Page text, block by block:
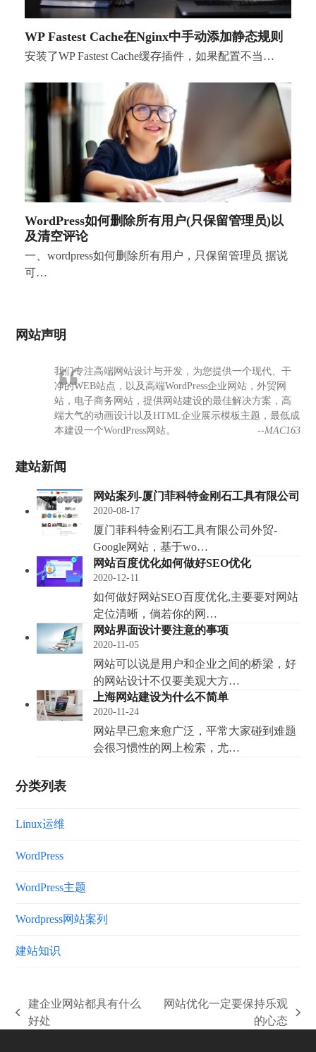
WP Fastest Cache在Nginx中手动添加静态规则
安装了WP Fastest Cache缓存插件，如果配置不当…
WordPress如何删除所有用户(只保留管理员)以
及清空评论
一、wordpress如何删除所有用户，只保留管理员 据说
可…
网站声明
我们专注高端网站设计与开发，为您提供一个现代、干
净的WEB站点，以及高端WordPress企业网站，外贸网
站，电子商务网站，提供网站建设的最佳解决方案，高
端大气的动画设计以及HTML企业展示模板主题，最低成
本建设一个WordPress网站。
--MAC163
建站新闻
网站案列-厦门菲科特金刚石工具有限公司
2020-08-17
厦门菲科特金刚石工具有限公司外贸-
Google网站，基于wo…
网站百度优化如何做好SEO优化
2020-12-11
如何做好网站SEO百度优化,主要要对网站
定位清晰，倘若你的网…
网站界面设计要注意的事项
2020-11-05
网站可以说是用户和企业之间的桥梁，好
的网站设计不仅要美观大方…
上海网站建设为什么不简单
2020-11-24
网站早已愈来愈广泛，平常大家碰到难题
会很习惯性的网上检索，尤…
分类列表
Linux运维
WordPress
WordPress主题
Wordpress网站案列
建站知识
上
建企业网站都具有什么
好处
网站优化一定要保持乐观
的心态